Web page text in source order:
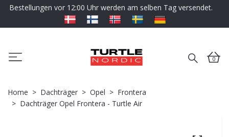
Bestellungen vor 12:00 Uhr werden am selben Tag versendet.
0
Home Dachträger Opel
Frontera
Dachträger Opel Frontera - Turtle Air